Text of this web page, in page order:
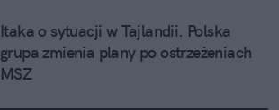
Itaka o sytuacji w Tajlandii. Polska
grupa zmienia plany po ostrzeżeniach
MSZ